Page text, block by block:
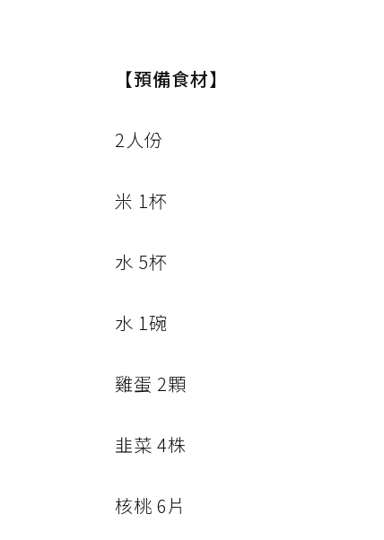
【預備食材】
2人份
米 1杯
水 5杯
水 1碗
雞蛋 2顆
韭菜 4株
核桃 6片